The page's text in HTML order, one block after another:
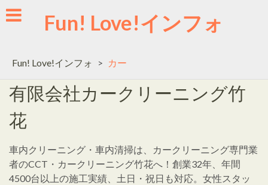
Skip
to
Fun! Love!インフォ
Fun! Love!インフォ > カー
有限会社カークリーニング竹
花
車内クリーニング・車内清掃は、カークリーニング専門業
者のCCT・カークリーニング竹花へ！創業32年、年間
4500台以上の施工実績、土日・祝日も対応。女性スタッ